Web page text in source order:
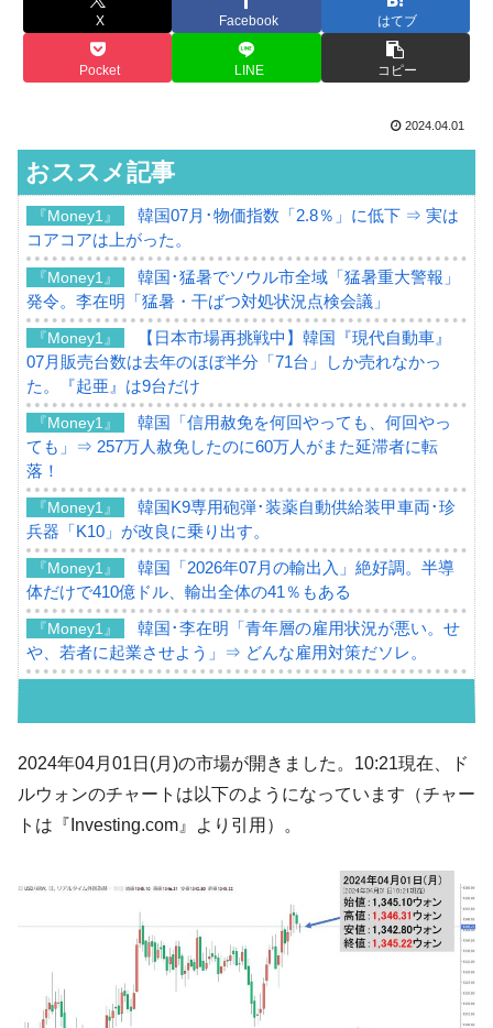
X Facebook はてブ
Pocket LINE コピー
2024.04.01
おススメ記事
『Money1』
韓国07月･物価指数「2.8％」に低下 ⇒ 実は
コアコアは上がった。
『Money1』
韓国･猛暑でソウル市全域「猛暑重大警報」
発令。李在明「猛暑・干ばつ対処状況点検会議」
『Money1』
【日本市場再挑戦中】韓国『現代自動車』
07月販売台数は去年のほぼ半分「71台」しか売れなかっ
た。『起亜』は9台だけ
『Money1』
韓国「信用赦免を何回やっても、何回やっ
ても」⇒ 257万人赦免したのに60万人がまた延滞者に転
落！
『Money1』
韓国K9専用砲弾･装薬自動供給装甲車両･珍
兵器「K10」が改良に乗り出す。
『Money1』
韓国「2026年07月の輸出入」絶好調。半導
体だけで410億ドル、輸出全体の41％もある
『Money1』
韓国･李在明「青年層の雇用状況が悪い。せ
や、若者に起業させよう」⇒ どんな雇用対策だソレ。
韓国「ここは北朝鮮なのか。選管がサーバ
ーにウソのデータを入力したのは明白だ」
言。
韓国は「中国と同じく」投資に不適格な国
だ。
『韓国銀行』が「金の保有量を増やしま
す」⇒「金を経由するドル入手」手段ではないのか？
『Money1』
韓国･外為取引量「1日当たり1,214.4億ド
ル」まで拡大 ⇒ 海外資金の動きに強く左右される状態
2024年04月01日(月)の市場が開きました。10:21現在、ド
ルウォンのチャートは以下のようになっています（チャー
トは『Investing.com』より引用）。